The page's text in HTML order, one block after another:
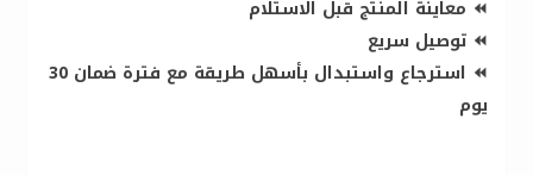
⏪ معاينة المنتج قبل الاستلام
⏪ توصيل سريع
⏪ استرجاع واستبدال بأسهل طريقة مع فترة ضمان 30
يوم